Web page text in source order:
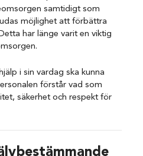
samtidigt som
möjlighet att förbättra
har länge varit en viktig
i sin vardag ska kunna
förstår vad som
säkerhet och respekt för